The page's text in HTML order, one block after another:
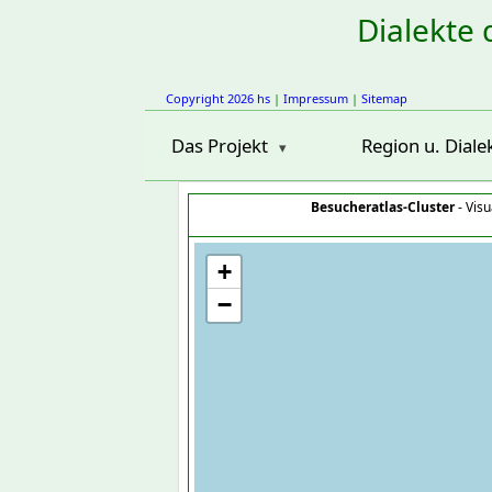
Dialekte
Copyright 2026 hs | Impressum | Sitemap
Das Projekt Region u.
Besucheratlas-Cluster-
+
−